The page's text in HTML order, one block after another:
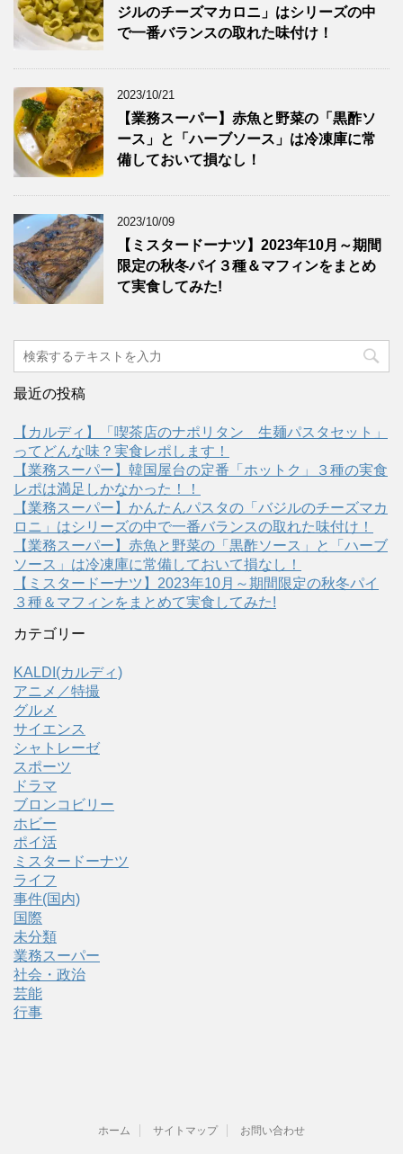
ジルのチーズマカロニ」はシリーズの中
で一番バランスの取れた味付け！
2023/10/21
【業務スーパー】赤魚と野菜の「黒酢ソ
ース」と「ハーブソース」は冷凍庫に常
備しておいて損なし！
2023/10/09
【ミスタードーナツ】2023年10月～期間
限定の秋冬パイ３種＆マフィンをまとめ
て実食してみた!
最近の投稿
【カルディ】「喫茶店のナポリタン 生麺パスタセット」
ってどんな味？実食レポします！
【業務スーパー】韓国屋台の定番「ホットク」３種の実食
レポは満足しかなかった！！
【業務スーパー】かんたんパスタの「バジルのチーズマカ
ロニ」はシリーズの中で一番バランスの取れた味付け！
【業務スーパー】赤魚と野菜の「黒酢ソース」と「ハーブ
ソース」は冷凍庫に常備しておいて損なし！
【ミスタードーナツ】2023年10月～期間限定の秋冬パイ
３種＆マフィンをまとめて実食してみた!
カテゴリー
KALDI(カルディ)
アニメ／特撮
グルメ
サイエンス
シャトレーゼ
スポーツ
ドラマ
ブロンコビリー
ホビー
ポイ活
ミスタードーナツ
ライフ
事件(国内)
国際
未分類
業務スーパー
社会・政治
芸能
行事
ホーム サイトマップ お問い合わせ